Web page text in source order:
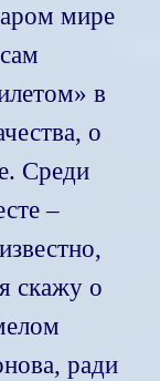
мире
в
о
Среди
–
скажу о
ради